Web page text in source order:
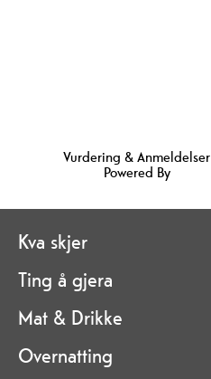
Vurdering & Anmeldelser
Powered By
Kva skjer
Ting å gjera
Mat & Drikke
Overnatting